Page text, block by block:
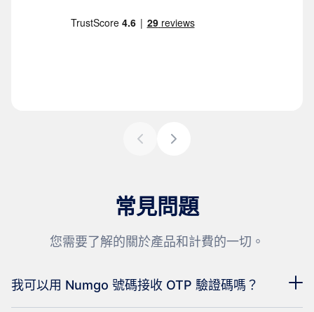
常見問題
您需要了解的關於產品和計費的一切。
我可以用 Numgo 號碼接收 OTP 驗證碼嗎？